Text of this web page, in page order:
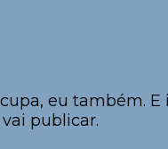
eu também. E
publicar.